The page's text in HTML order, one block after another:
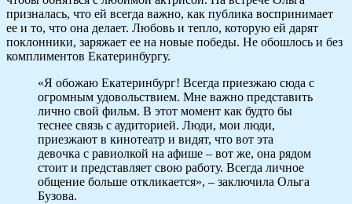
призналась, что ей всегда важно, как публика воспринимает
ее и то, что она делает. Любовь и тепло, которую ей дарят
поклонники, заряжает ее на новые победы. Не обошлось и без
комплиментов Екатеринбургу.
«Я обожаю Екатеринбург! Всегда приезжаю сюда с
огромным удовольствием. Мне важно представить
лично свой фильм. В этот момент как будто бы
теснее связь с аудиторией. Люди, мои люди,
приезжают в кинотеатр и видят, что вот эта
девочка с равиолкой на афише – вот же, она рядом
стоит и представляет свою работу. Всегда личное
общение больше откликается», – заключила Ольга
Бузова.